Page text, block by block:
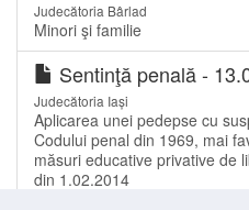
Judecătoria Bârlad
Minori şi familie
Sentinţă penală -
Judecătoria Iași
Aplicarea unei pedepse cu
Codului penal din 1969, mai
măsuri educative privative de
din 1.02.2014